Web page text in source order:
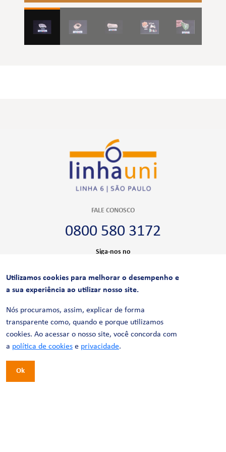
FALE CONOSCO
0800 580 3172
Siga-nos no
CERTIFICAÇÕES
Utilizamos cookies para melhorar o desempenho e
a sua experiência ao utilizar nosso site.
Nós procuramos, assim, explicar de forma
transparente como, quando e porque utilizamos
cookies. Ao acessar o nosso site, você concorda com
a política de cookies e privacidade.
Ok